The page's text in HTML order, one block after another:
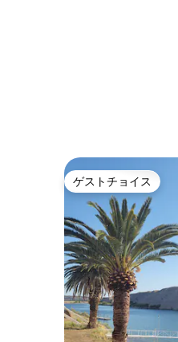
ゲストチョイス
ゲストチョイス